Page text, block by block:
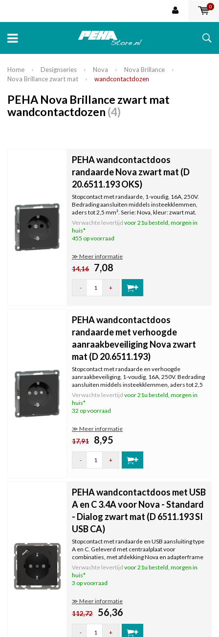
0
Home Designseries Nova
Nova Brillance
Nova Brillance zwart mat
wandcontactdozen
PEHA Nova Brillance zwart mat
wandcontactdozen (4)
PEHA wandcontactdoos
randaarde Nova zwart mat (D
20.6511.193 OKS)
Stopcontact met randaarde, 1-voudig, 16A, 250V.
Bedrading aansluiten middels insteekklemmen,
aders tot 2,5 mm². Serie: Nova, kleur: zwart mat.
Verwachte levertijd voor 21u besteld, morgen in
huis*
455 op voorraad
≫ Meer informatie
14,16 7,08
- +
PEHA wandcontactdoos
randaarde met verhoogde
aanraakbeveiliging Nova zwart
mat (D 20.6511.193)
Stopcontact met randaarde en verhoogde
aanraakbeveiliging, 1-voudig, 16A, 250V. Bedrading
aansluiten middels insteekklemmen, aders tot 2,5
mm². Serie: Nova, kleur: zwart mat.
Verwachte levertijd voor 21u besteld, morgen in
huis*
32 op voorraad
≫ Meer informatie
17,91 8,95
- +
PEHA wandcontactdoos met USB
A en C 3.4A voor Nova - Standard
- Dialog zwart mat (D 6511.193 SI
USB CA)
Stopcontact met randaarde en USB aansluiting type
A en C. Geleverd met centraalplaat voor
combinaties, met afdekking Nova en adapterframe
voor Standard en Dialog. Kleur: zwart mat.
Verwachte levertijd voor 21u besteld, morgen in
huis*
3 op voorraad
≫ Meer informatie
112,72 56,36
- +